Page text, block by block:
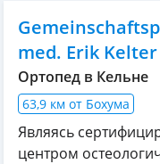
med. Erik
Ортопед в Кельне
63,9 км от Бохума
Являясь
центром